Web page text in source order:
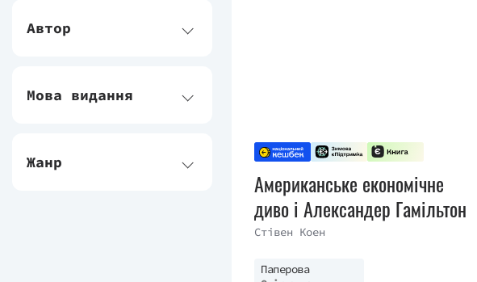
Автор
Мова видання
Жанр
Американське економічне
диво і Александер Гамільтон
Стівен Коен
Паперова